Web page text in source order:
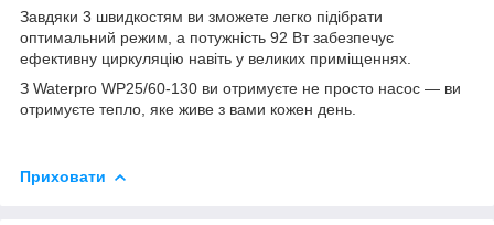
Завдяки 3 швидкостям ви зможете легко підібрати
оптимальний режим, а потужність 92 Вт забезпечує
ефективну циркуляцію навіть у великих приміщеннях.
З Waterpro WP25/60-130 ви отримуєте не просто насос — ви
отримуєте тепло, яке живе з вами кожен день.
Приховати